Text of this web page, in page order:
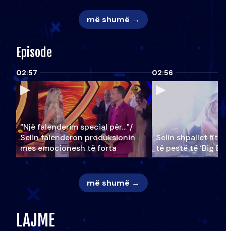
më shumë →
Episode
02:57
"Një falenderim special për…"/
Selin falënderon produksionin
mes emocionesh të forta
02:56
Selin shpallet
të pestë të ‘Big
më shumë →
LAJME